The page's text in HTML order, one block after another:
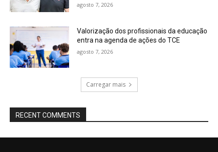
agosto 7, 2026
Valorização dos profissionais da educação
entra na agenda de ações do TCE
agosto 7, 2026
Carregar mais
RECENT COMMENTS